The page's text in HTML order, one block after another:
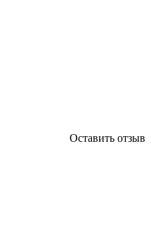
Оставить отзыв